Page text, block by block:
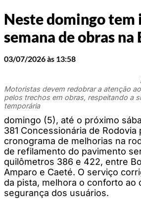
Neste domingo tem
semana de obras na
03/07/2026 às 13:58
Motoristas devem redobrar a atenção
pelos trechos em obras, respeitando a
temporária
domingo (5), até o próximo
381 Concessionária de
cronograma de melhorias na
de refilamento do pavimento
quilômetros 386 e 422, entre
Amparo e Caeté. O serviço
da pista, melhora o conforto ao
segurança dos usuários.